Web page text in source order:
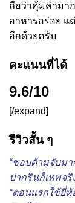
ถือว่าคุ้มค่ามา
อาหารอร่อย แ
อีกด้วยครับ
คะแนนที่ได้
9.6/10
[/expand]
รีวิวสั้น ๆ
“ชอบด้ามจับมา
ปากรินก็เทพจริ
“ตอนแรกใช้ยี่